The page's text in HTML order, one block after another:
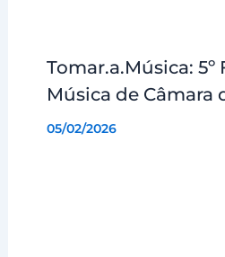
Tomar.a.Música: 5º
Música de Câmara
05/02/2026